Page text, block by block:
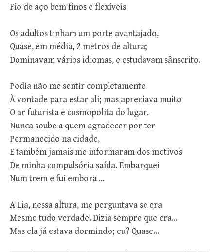
Fio de aço bem finos e flexíveis.
Os adultos tinham um porte avantajado,
Quase, em média, 2 metros de altura;
Dominavam vários idiomas, e estudavam sânscrito.
Podia não me sentir completamente
À vontade para estar ali; mas apreciava muito
O ar futurista e cosmopolita do lugar.
Nunca soube a quem agradecer por ter
Permanecido na cidade,
E também jamais me informaram dos motivos
De minha compulsória saída. Embarquei
Num trem e fui embora …
A Lia, nessa altura, me perguntava se era
Mesmo tudo verdade. Dizia sempre que era…
Mas ela já estava dormindo; eu? Quase…